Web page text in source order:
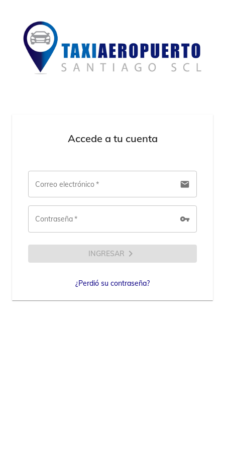
Accede a tu cuenta
Correo electrónico* email
Contraseña* vpn_key
INGRESAR chevron_right
¿Perdió su contraseña?